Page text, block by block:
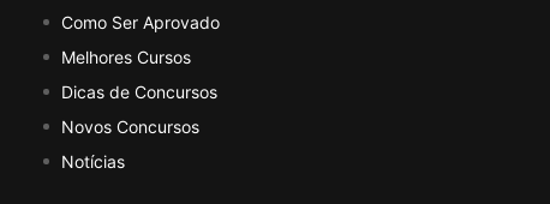
Como Ser Aprovado
Melhores Cursos
Dicas de Concursos
Novos Concursos
Notícias